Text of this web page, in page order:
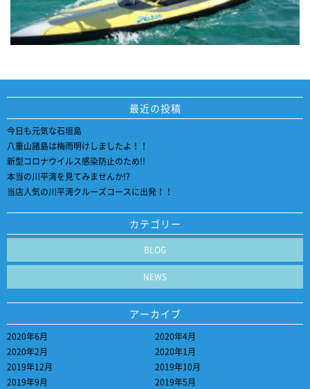
最近の投稿
今日も元気な石垣島
八重山諸島は梅雨明けしましたよ！！
新型コロナウイルス感染防止のため!!
本当の川平湾を見てみませんか!?
当店人気の川平湾クルーズコースに出発！！
カテゴリー
BLOG
NEWS
アーカイブ
2020年6月
2020年4月
2020年2月
2020年1月
2019年12月
2019年10月
2019年9月
2019年5月